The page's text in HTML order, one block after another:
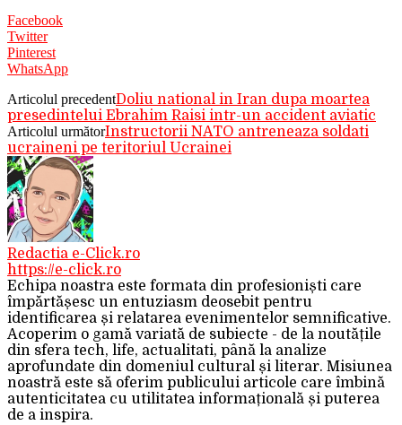
Facebook
Twitter
Pinterest
WhatsApp
Articolul precedentDoliu national in Iran dupa moartea
presedintelui Ebrahim Raisi intr-un accident aviatic
Articolul următorInstructorii NATO antreneaza soldati
ucraineni pe teritoriul Ucrainei
Redactia e-Click.ro
https://e-click.ro
Echipa noastra este formata din profesioniști care
împărtășesc un entuziasm deosebit pentru
identificarea și relatarea evenimentelor semnificative.
Acoperim o gamă variată de subiecte - de la noutățile
din sfera tech, life, actualitati, până la analize
aprofundate din domeniul cultural și literar. Misiunea
noastră este să oferim publicului articole care îmbină
autenticitatea cu utilitatea informațională și puterea
de a inspira.